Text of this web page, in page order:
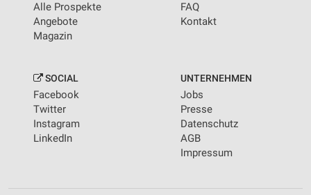
Alle Prospekte
Angebote
Magazin
FAQ
Kontakt
SOCIAL
Facebook
Twitter
Instagram
LinkedIn
UNTERNEHMEN
Jobs
Presse
Datenschutz
AGB
Impressum